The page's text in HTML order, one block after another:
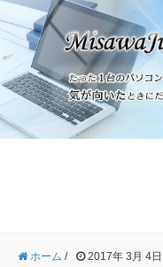
ホーム / 2017年 3月 4日